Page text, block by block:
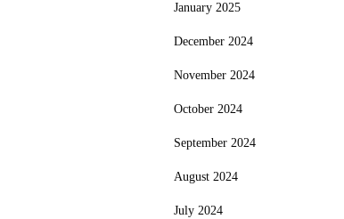
January 2025
December 2024
November 2024
October 2024
September 2024
August 2024
July 2024